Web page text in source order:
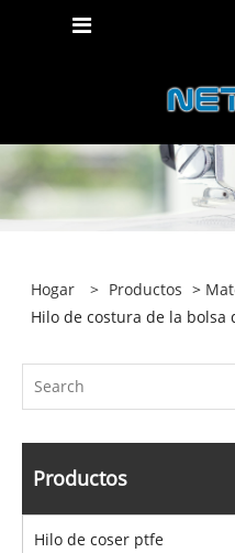
Hogar > Productos >
Hilo de costura de la bolsa
Productos
Hilo de coser ptfe